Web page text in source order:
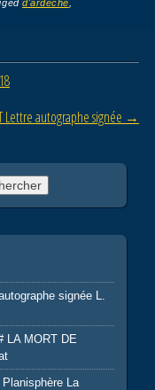
d'ardeche
Lettre autographe signée →
signée L.
LA MORT DE
La